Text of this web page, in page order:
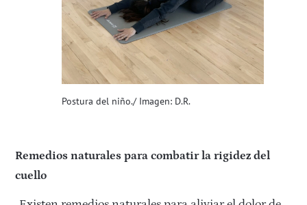
Postura del niño./ Imagen: D.R.
Remedios naturales para combatir la rigidez del
cuello